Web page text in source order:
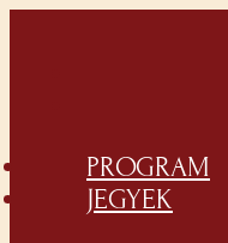
PROGRAM
JEGYEK